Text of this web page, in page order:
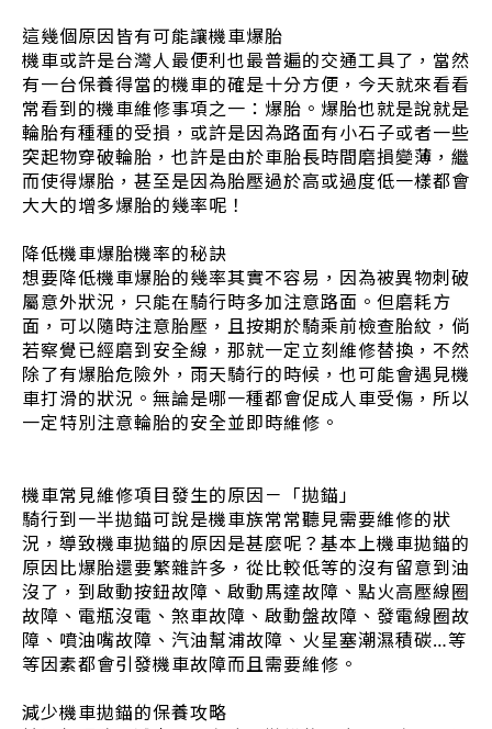
這幾個原因皆有可能讓機車爆胎
機車或許是台灣人最便利也最普遍的交通工具了，當然
有一台保養得當的機車的確是十分方便，今天就來看看
常看到的機車維修事項之一：爆胎。爆胎也就是說就是
輪胎有種種的受損，或許是因為路面有小石子或者一些
突起物穿破輪胎，也許是由於車胎長時間磨損變薄，繼
而使得爆胎，甚至是因為胎壓過於高或過度低一樣都會
大大的增多爆胎的幾率呢！
降低機車爆胎機率的秘訣
想要降低機車爆胎的幾率其實不容易，因為被異物刺破
屬意外狀況，只能在騎行時多加注意路面。但磨耗方
面，可以隨時注意胎壓，且按期於騎乘前檢查胎紋，倘
若察覺已經磨到安全線，那就一定立刻維修替換，不然
除了有爆胎危險外，雨天騎行的時候，也可能會遇見機
車打滑的狀況。無論是哪一種都會促成人車受傷，所以
一定特別注意輪胎的安全並即時維修。
機車常見維修項目發生的原因－「拋錨」
騎行到一半拋錨可說是機車族常常聽見需要維修的狀
況，導致機車拋錨的原因是甚麼呢？基本上機車拋錨的
原因比爆胎還要繁雜許多，從比較低等的沒有留意到油
沒了，到啟動按鈕故障、啟動馬達故障、點火高壓線圈
故障、電瓶沒電、煞車故障、啟動盤故障、發電線圈故
障、噴油嘴故障、汽油幫浦故障、火星塞潮濕積碳…等
等因素都會引發機車故障而且需要維修。
減少機車拋錨的保養攻略